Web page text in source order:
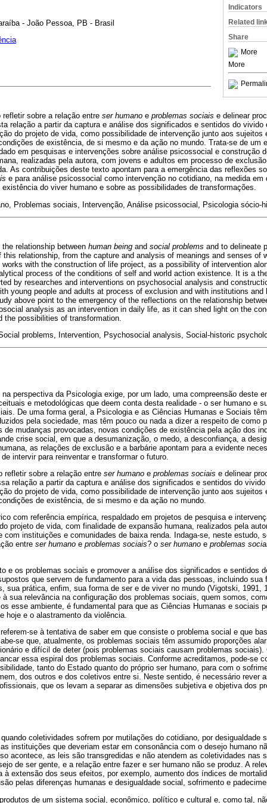
Indicators
Related
Share
More
More
- João Pessoa, PB - Brasil
sobre a relação entre ser humano e problemas sociais e delinear
relação a partir da captura e análise dos significados e sentidos do vivido
do projeto de vida, como possibilidade de intervenção junto aos
de existência, de si mesmo e da ação no mundo. Trata-se de um
em pesquisas e intervenções sobre análise psicossocial e construção
realizadas pela autora, com jovens e adultos em processo de
As contribuições deste texto apontam para a emergência das reflexões
e para análise psicossocial como intervenção no cotidiano, na medida em
do viver humano e sobre as possibilidades de transformações.
Problemas sociais, Intervenção, Análise psicossocial, Psicologia sócio-
relationship between human being and social problems and to delineate
relationship, from the capture and analysis of meanings and senses of
with the construction of life project, as a possibility of intervention
process of the conditions of self and world action existence. It is a
by researches and interventions on psychosocial analysis and
young people and adults at process of exclusion and with institutions and
above point to the emergency of the reflections on the relationship
analysis as an intervention in daily life, as it can shed light on the
the possibilities of transformation.
problems, Intervention, Psychosocial analysis, Social-historic
perspectiva da Psicologia exige, por um lado, uma compreensão deste
e metodológicas que deem conta desta realidade - o ser humano e
De uma forma geral, a Psicologia e as Ciências Humanas e Sociais
pela sociedade, mas têm pouco ou nada a dizer a respeito de como
de mudanças provocadas, novas condições de existência pela ação dos
crise social, em que a desumanização, o medo, a desconfiança, a
as relações de exclusão e a barbárie apontam para a evidente
intervir para reinventar e transformar o futuro.
refletir sobre a relação entre ser humano e problemas sociais e delinear
relação a partir da captura e análise dos significados e sentidos do
do projeto de vida, como possibilidade de intervenção junto aos
de existência, de si mesmo e da ação no mundo.
com referência empírica, respaldado em projetos de pesquisa e
projeto de vida, com finalidade de expansão humana, realizados pela
com instituições e comunidades de baixa renda. Indaga-se, neste estudo,
entre ser humano e problemas sociais? o ser humano e problemas
e os problemas sociais e promover a análise dos significados e sentidos
que servem de fundamento para a vida das pessoas, incluindo
sua prática, enfim, sua forma de ser e de viver no mundo (Vigotski, 1991,
à sua relevância na configuração dos problemas sociais, quem somos,
esse ambiente, é fundamental para que as Ciências Humanas e sociais
hoje e o alastramento da violência.
se à tentativa de saber em que consiste o problema social e que
se que, atualmente, os problemas sociais têm assumido proporções
e difícil de deter (pois problemas sociais causam problemas
essa espiral dos problemas sociais. Conforme acreditamos, pode-se
tanto do Estado quanto do próprio ser humano, para com o
dos outros e dos coletivos entre si. Neste sentido, é necessário rever
que os levam a separar as dimensões subjetiva e objetiva dos
coletividades sofrem por mutilações do cotidiano, por desigualdade
instituições que deveriam estar em consonância com o desejo humano
acontece, as leis são transgredidas e não atendem as coletividades nas
de ser gente, e a relação entre fazer e ser humano não se produz. A
à extensão dos seus efeitos, por exemplo, aumento dos índices de
pelas diferenças humanas e desigualdade social, sofrimento e
de um sistema social, econômico, político e cultural e, como tal,